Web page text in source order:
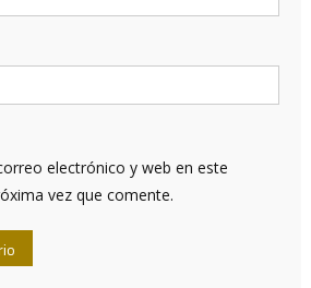
electrónico y web en este
vez que comente.